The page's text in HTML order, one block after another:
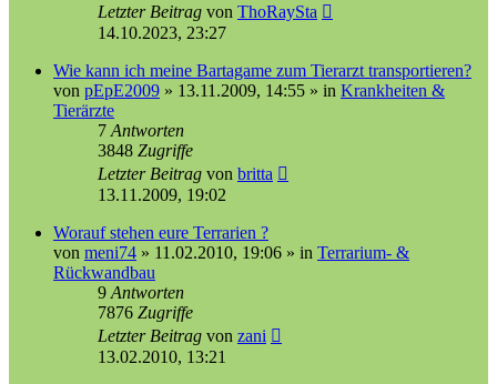
Letzter Beitrag von ThoRaySta
14.10.2023, 23:27
Wie kann ich meine Bartagame zum Tierarzt transportieren?
von pEpE2009 » 13.11.2009, 14:55 » in Krankheiten &
Tierärzte
7 Antworten
3848 Zugriffe
Letzter Beitrag von britta
13.11.2009, 19:02
Worauf stehen eure Terrarien ?
von meni74 » 11.02.2010, 19:06 » in Terrarium- &
Rückwandbau
9 Antworten
7876 Zugriffe
Letzter Beitrag von zani
13.02.2010, 13:21